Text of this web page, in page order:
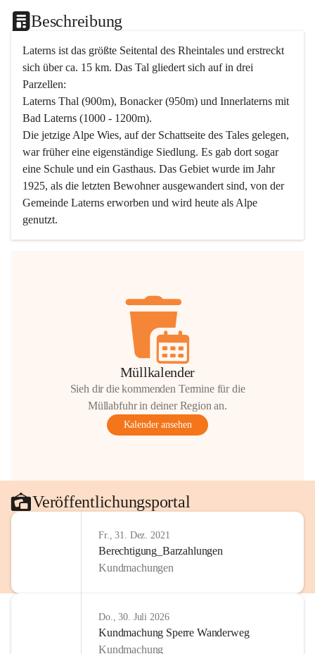
Beschreibung
Laterns ist das größte Seitental des Rheintales und erstreckt
sich über ca. 15 km. Das Tal gliedert sich auf in drei
Parzellen:
Laterns Thal (900m), Bonacker (950m) und Innerlaterns mit
Bad Laterns (1000 - 1200m).
Die jetzige Alpe Wies, auf der Schattseite des Tales gelegen,
war früher eine eigenständige Siedlung. Es gab dort sogar
eine Schule und ein Gasthaus. Das Gebiet wurde im Jahr
1925, als die letzten Bewohner ausgewandert sind, von der
Gemeinde Laterns erworben und wird heute als Alpe
genutzt.
Müllkalender
Sieh dir die kommenden Termine für die
Müllabfuhr in deiner Region an.
Kalender ansehen
Veröffentlichungsportal
Fr., 31. Dez. 2021
Berechtigung_Barzahlungen
Kundmachungen
Do., 30. Juli 2026
Kundmachung Sperre Wanderweg
Kundmachung